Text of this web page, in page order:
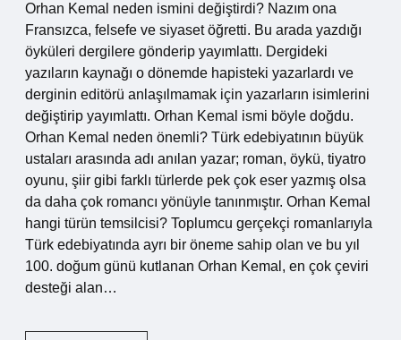
Orhan Kemal neden ismini değiştirdi? Nazım ona
Fransızca, felsefe ve siyaset öğretti. Bu arada yazdığı
öyküleri dergilere gönderip yayımlattı. Dergideki
yazıların kaynağı o dönemde hapisteki yazarlardı ve
derginin editörü anlaşılmamak için yazarların isimlerini
değiştirip yayımlattı. Orhan Kemal ismi böyle doğdu.
Orhan Kemal neden önemli? Türk edebiyatının büyük
ustaları arasında adı anılan yazar; roman, öykü, tiyatro
oyunu, şiir gibi farklı türlerde pek çok eser yazmış olsa
da daha çok romancı yönüyle tanınmıştır. Orhan Kemal
hangi türün temsilcisi? Toplumcu gerçekçi romanlarıyla
Türk edebiyatında ayrı bir öneme sahip olan ve bu yıl
100. doğum günü kutlanan Orhan Kemal, en çok çeviri
desteği alan…